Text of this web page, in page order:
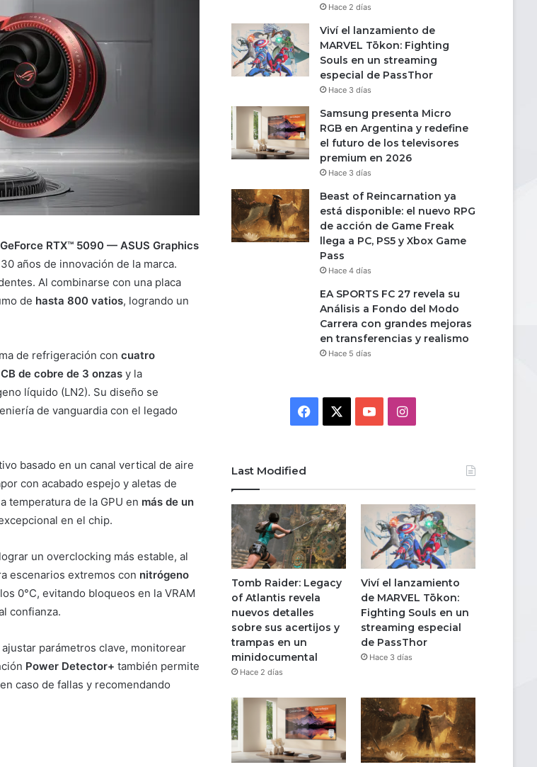
RTX™ 5090 — ASUS Graphics
años de innovación de la marca.
Al combinarse con una placa
de hasta 800 vatios, logrando un
de refrigeración con cuatro
de cobre de 3 onzasy la
líquido (LN2). Su diseño se
de vanguardia con el legado
basado en un canal vertical de aire
con acabado espejo y aletas de
temperatura de la GPU en más de un
en el chip.
un overclocking más estable, al
escenarios extremos con nitrógeno
0°C, evitando bloqueos en la VRAM
confianza.
parámetros clave, monitorear
Power Detector+ también permite
caso de fallas y recomendando
Hace 2 días
Viví el lanzamiento de
MARVEL Tōkon: Fighting
Souls en un streaming
especial de PassThor
Hace 3 días
Samsung presenta Micro
RGB en Argentina y redefine
el futuro de los televisores
premium en 2026
Hace 3 días
Beast of Reincarnation ya
está disponible: el nuevo RPG
de acción de Game Freak
llega a PC, PS5 y Xbox Game
Pass
Hace 4 días
EA SPORTS FC 27 revela su
Análisis a Fondo del Modo
Carrera con grandes mejoras
en transferencias y realismo
Hace 5 días
Facebook YouTubeInstagram
Last Modified
Tomb Raider: Legacy
of Atlantis revela
nuevos detalles
sobre sus acertijos y
trampas en un
minidocumental
Hace 2 días
Viví el lanzamiento
de MARVEL Tōkon:
Fighting Souls en un
streaming especial
de PassThor
Hace 3 días